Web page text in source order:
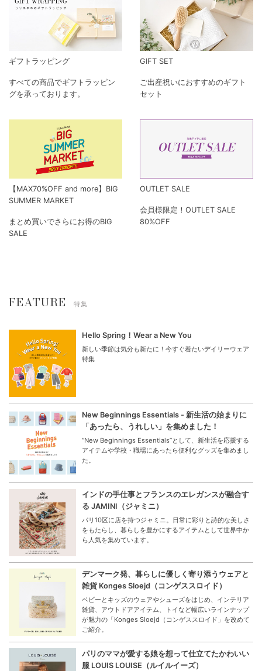
ギフトラッピング
すべての商品でギフトラッピン
グを承っております。
GIFT SET
ご出産祝いにおすすめのギフト
セット
【MAX70%OFF and more】BIG
SUMMER MARKET
まとめ買いでさらにお得のBIG
SALE
OUTLET SALE
会員様限定！OUTLET SALE
80%OFF
FEATURE 特集
Hello Spring！Wear a New You
新しい季節は気分も新たに！今すぐ着たいデイリーウェア
特集
New Beginnings Essentials - 新生活の始まりに
「あったら、うれしい」を集めました！
“New Beginnings Essentials”として、新生活を応援する
アイテムや学校・職場にあったら便利なグッズを集めまし
た。
インドの手仕事とフランスのエレガンスが融合す
る JAMINI（ジャミニ）
パリ10区に店を持つジャミニ。日常に彩りと詩的な美しさ
をもたらし、暮らしを豊かにするアイテムとして世界中か
ら人気を集めています。
デンマーク発、暮らしに優しく寄り添うウェアと
雑貨 Konges Sloejd（コンゲススロイド）
ベビーとキッズのウェアやシューズをはじめ、インテリア
雑貨、アウトドアアイテム、トイなど幅広いラインナップ
が魅力の「Konges Sloejd（コンゲススロイド」を改めて
ご紹介。
パリのママが愛する娘を想って仕立てたかわいい
服 LOUIS LOUISE（ルイルイーズ）